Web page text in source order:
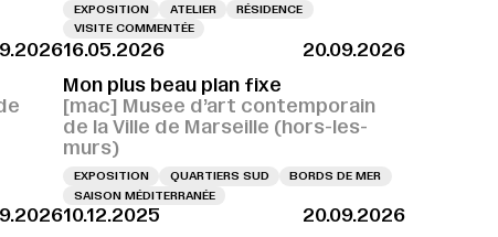
EXPOSITION ATELIER
RÉSIDENCE
VISITE COMMENTÉE
16.05.2026
20.09.2026
Mon plus beau plan fixe
[mac] Musee d’art contemporain
de la Ville de Marseille (hors-les-
murs)
EXPOSITION QUARTIERS SUD
BORDS DE MER
SAISON MÉDITERRANÉE
10.12.2025
20.09.2026